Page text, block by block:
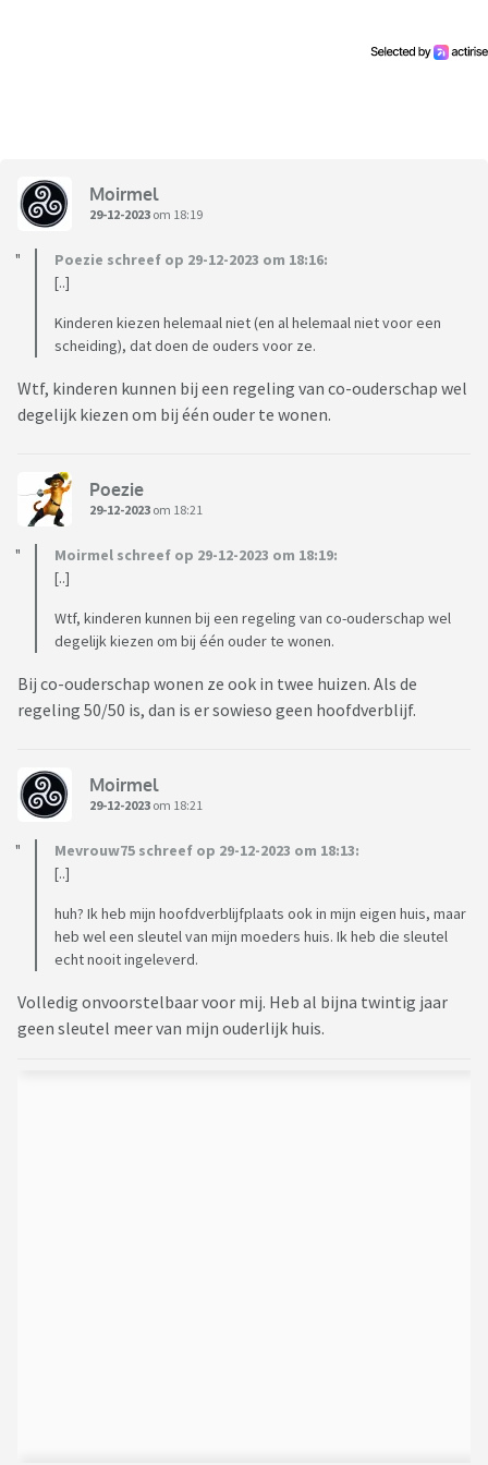
Moirmel
29-12-2023 om 18:19
Poezie schreef op 29-12-2023 om 18:16:
[..]
Kinderen kiezen helemaal niet (en al helemaal niet voor een
scheiding), dat doen de ouders voor ze.
Wtf, kinderen kunnen bij een regeling van co-ouderschap wel
degelijk kiezen om bij één ouder te wonen.
Poezie
29-12-2023 om 18:21
Moirmel schreef op 29-12-2023 om 18:19:
[..]
Wtf, kinderen kunnen bij een regeling van co-ouderschap wel
degelijk kiezen om bij één ouder te wonen.
Bij co-ouderschap wonen ze ook in twee huizen. Als de
regeling 50/50 is, dan is er sowieso geen hoofdverblijf.
Moirmel
29-12-2023 om 18:21
Mevrouw75 schreef op 29-12-2023 om 18:13:
[..]
huh? Ik heb mijn hoofdverblijfplaats ook in mijn eigen huis, maar
heb wel een sleutel van mijn moeders huis. Ik heb die sleutel
echt nooit ingeleverd.
Volledig onvoorstelbaar voor mij. Heb al bijna twintig jaar
geen sleutel meer van mijn ouderlijk huis.